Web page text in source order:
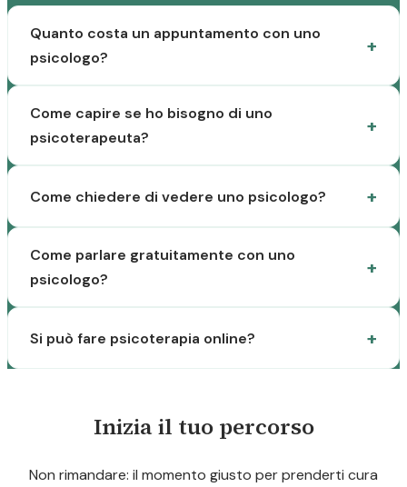
Quanto costa un appuntamento con uno
psicologo?
Come capire se ho bisogno di uno
psicoterapeuta?
Come chiedere di vedere uno psicologo?
Come parlare gratuitamente con uno
psicologo?
Si può fare psicoterapia online?
Inizia il tuo percorso
Non rimandare: il momento giusto per prenderti cura